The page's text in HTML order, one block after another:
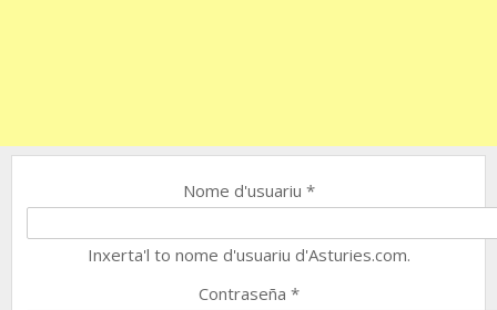
Nome d'usuariu *
Inxerta'l to nome d'usuariu d'Asturies.com.
Contraseña *